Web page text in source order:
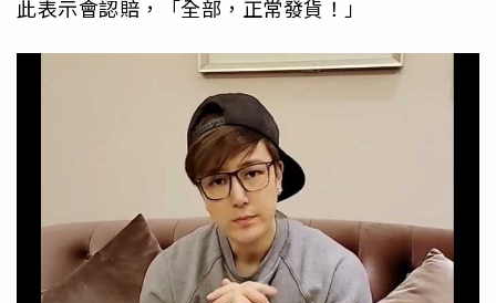
此表示會認賠，「全部，正常發貨！」